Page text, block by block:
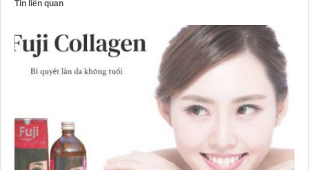
Tin liên quan